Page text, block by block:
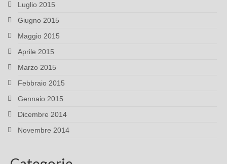
Luglio 2015
Giugno 2015
Maggio 2015
Aprile 2015
Marzo 2015
Febbraio 2015
Gennaio 2015
Dicembre 2014
Novembre 2014